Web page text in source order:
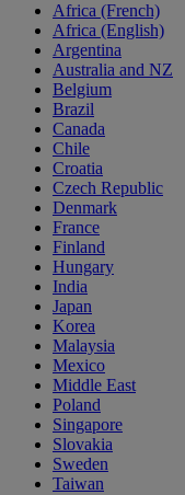
Africa (French)
Africa (English)
Argentina
Australia and NZ
Belgium
Brazil
Canada
Chile
Croatia
Czech Republic
Denmark
France
Finland
Hungary
India
Japan
Korea
Malaysia
Mexico
Middle East
Poland
Singapore
Slovakia
Sweden
Taiwan